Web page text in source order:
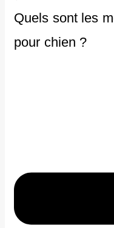
Quels sont les
pour chien ?